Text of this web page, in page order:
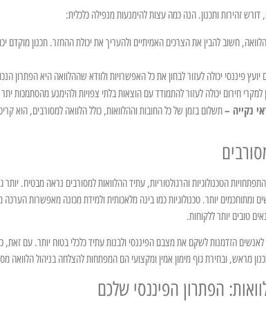
דורש זהירות ותכנון. הנה כמה עצות להימנעות מנפילה כלכלית:
חשוב להבין את הצרכים האמיתיים ולהעריך את יכולת ההחזר. תכנון מוקדם
פיננסי יכולה לעזור לבחון את כל האפשרויות ולוודא שההלוואה היא הפתרון
למקרי חירום יכולה לעזור להתמודד עם הוצאות בלתי צפויות ולהימנע מהסתמכות
נקייה –תשלום בזמן של כל החובות וההלוואות, כולל הלוואה למסורבים, הוא
הטכנולוגיות והרגולטוריות, עתיד ההלוואות למסורבים נראה מבטיח. יותר
ומתוחכמים יותר. טכנולוגיות כמו בינה מלאכותית ולמידת מכונה מאפשרות הערכה
טובים יותר ללקוחות.
לאנשים הזדמנות לשקם את מצבם הפיננסי ולבנות עתיד כלכלי בטוח יותר. עם זאת,
מראש, ובחירת גוף מימון אמין ומקצועי הם המפתחות להצלחה בניהול הלוואה
הפתרון הפיננסי שלכם